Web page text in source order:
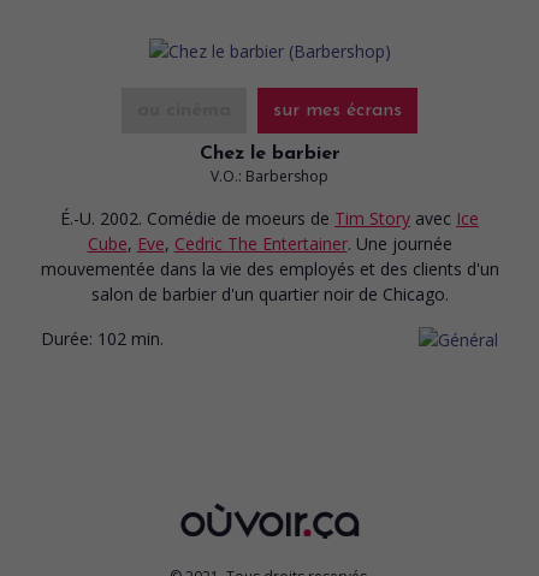
sur mes écrans
Chez le barbier
V.O.: Barbershop
É.-U. 2002. Comédie de moeurs de Tim Story avec Ice
Cube, Eve, Cedric The Entertainer. Une journée
mouvementée dans la vie des employés et des clients d'un
salon de barbier d'un quartier noir de Chicago.
Durée: 102 min.